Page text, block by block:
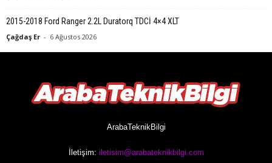
2015-2018 Ford Ranger 2.2L Duratorq TDCİ 4×4 XLT
Çağdaş Er - 6 Ağustos 2026
ArabaTeknikBilgi
İletişim: iletisim@arabateknikbilgi.com